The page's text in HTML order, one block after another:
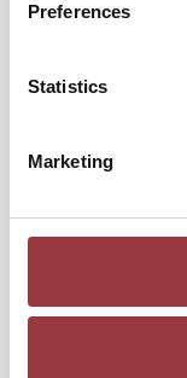
Preferences
Statistics
Marketing
SKYDD